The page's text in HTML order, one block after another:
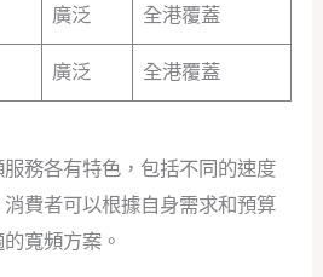
廣泛 全港覆蓋
廣泛 全港覆蓋
務各有特色，包括不同的速度
費者可以根據自身需求和預算
寬頻方案。